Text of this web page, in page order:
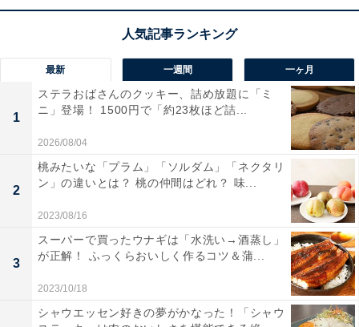
最新 一週間 一ヶ月
1
ステラおばさんのクッキー、詰め放題に「ミ
ニ」登場！ 1500円で「約23枚ほど詰...
2026/08/04
2
桃みたいな「プラム」「ソルダム」「ネクタリ
ン」の違いとは？ 桃の仲間はどれ？ 味...
2023/08/16
3
スーパーで買ったウナギは「水洗い→酒蒸し」
が正解！ ふっくらおいしく作るコツ＆蒲...
2023/10/18
シャウエッセン好きの夢がかなった！「シャウ